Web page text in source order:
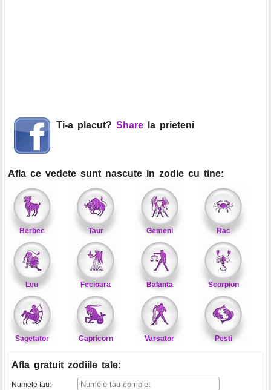
Ti-a placut? Share la prieteni
Afla ce vedete sunt nascute in zodie cu tine:
Berbec Taur Gemeni Rac
Leu Fecioara Balanta Scorpion
Sagetator Capricorn Varsator Pesti
Afla gratuit zodiile tale:
Numele tau: